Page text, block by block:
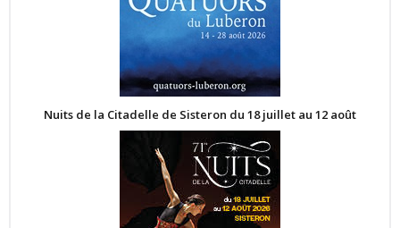
Nuits de la Citadelle de Sisteron du 18 juillet au 12 août